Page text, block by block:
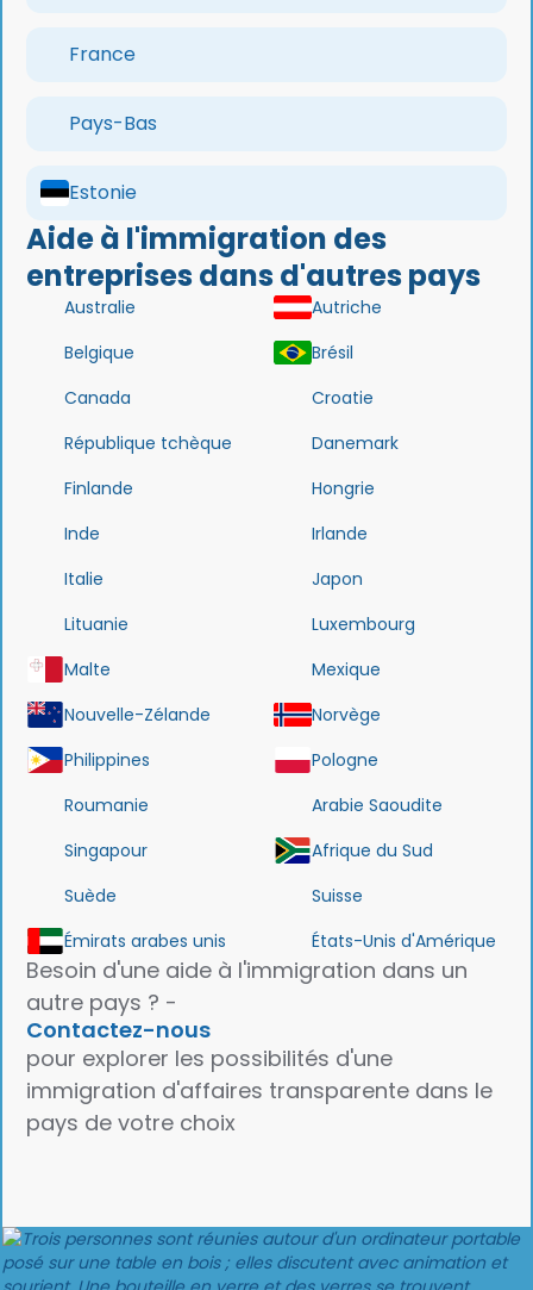
France
Pays-Bas
Estonie
Aide à l'immigration des
entreprises dans d'autres pays
Australie
Autriche
Belgique
Brésil
Canada
Croatie
République tchèque
Danemark
Finlande
Hongrie
Inde
Irlande
Italie
Japon
Lituanie
Luxembourg
Malte
Mexique
Nouvelle-Zélande
Norvège
Philippines
Pologne
Roumanie
Arabie Saoudite
Singapour
Afrique du Sud
Suède
Suisse
Émirats arabes unis
États-Unis d'Amérique
Besoin d'une aide à l'immigration dans un
autre pays ? -
Contactez-nous
pour explorer les possibilités d'une
immigration d'affaires transparente dans le
pays de votre choix